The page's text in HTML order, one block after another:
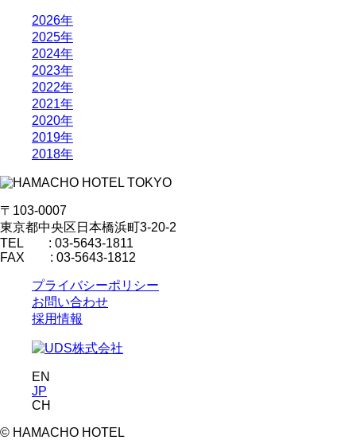
2026年
2025年
2024年
2023年
2022年
2021年
2020年
2019年
2018年
〒103-0007
東京都中央区日本橋浜町3-20-2
TEL : 03-5643-1811
FAX : 03-5643-1812
プライバシーポリシー
お問い合わせ
採用情報
EN
JP
CH
© HAMACHO HOTEL